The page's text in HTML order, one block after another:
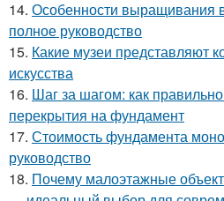
14. Особенности выращивания
полное руководство
15. Какие музеи представляют
искусства
16. Шаг за шагом: как
перекрытия на фундамент
17. Стоимость фундамента
руководство
18. Почему малоэтажные